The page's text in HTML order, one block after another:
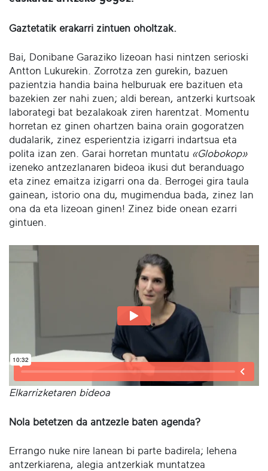
Gaztetatik erakarri zintuen oholtzak.
Bai, Donibane Garaziko lizeoan hasi nintzen serioski
Antton Lukurekin. Zorrotza zen gurekin, bazuen
pazientzia handia baina helburuak ere bazituen eta
bazekien zer nahi zuen; aldi berean, antzerki kurtsoak
laborategi bat bezalakoak ziren harentzat. Momentu
horretan ez ginen ohartzen baina orain gogoratzen
dudalarik, zinez esperientzia izigarri indartsua eta
polita izan zen. Garai horretan muntatu «Globokop»
izeneko antzezlanaren bideoa ikusi dut beranduago
eta zinez emaitza izigarri ona da. Berrogei gira taula
gainean, istorio ona du, mugimendua bada, zinez lan
ona da eta lizeoan ginen! Zinez bide onean ezarri
gintuen.
Elkarrizketaren bideoa
Nola betetzen da antzezle baten agenda?
Errango nuke nire lanean bi parte badirela; lehena
antzerkiarena, alegia antzerkiak muntatzea